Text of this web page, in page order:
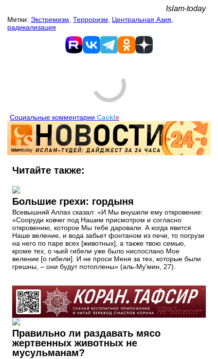
Islam-today
Метки: Экстремизм, Терроризм, Центральная Азия,
радикализация
Социальные комментарии Cackle
Читайте также:
Большие грехи: гордыня
Всевышний Аллах сказал: «И Мы внушили ему откровение:
«Сооруди ковчег под Нашим присмотром и согласно
откровению, которое Мы тебе даровали. А когда явится
Наше веление, и вода забьет фонтаном из печи, то погрузи
на него по паре всех [животных], а также твою семью,
кроме тех, о чьей гибели уже было ниспослано Мое
веление [о гибели]. И не проси Меня за тех, которые были
грешны, – они будут потоплены» (аль-Му’мин, 27).
Правильно ли раздавать мясо
жертвенных животных не
мусульманам?